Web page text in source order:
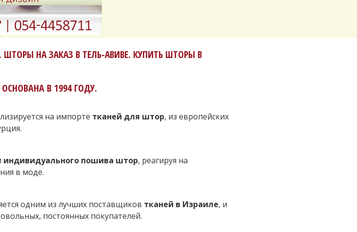
ШТОРЫ НА ЗАКАЗ В ТЕЛЬ-АВИВЕ. КУПИТЬ ШТОРЫ В
В 1994 ГОДУ.
на импорте тканей для штор, из европейских
индивидуального пошива штор, реагируя на
в моде.
одним из лучших поставщиков тканей в Израиле, и
постоянных покупателей.